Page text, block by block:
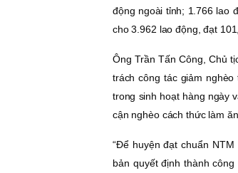
động ngoài tỉnh; 1.766 lao
cho 3.962 lao động, đạt
Ông Trần Tấn Công, Chủ
trách công tác giảm
trong sinh hoạt hàng ngày
cận nghèo cách thức làm
“Ðể huyện đạt chuẩn
bản quyết định thành